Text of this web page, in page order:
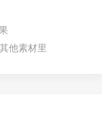
他素材里